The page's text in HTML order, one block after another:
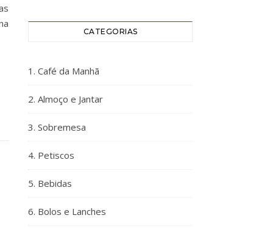
CATEGORIAS
1. Café da Manhã
2. Almoço e Jantar
3. Sobremesa
4. Petiscos
5. Bebidas
6. Bolos e Lanches